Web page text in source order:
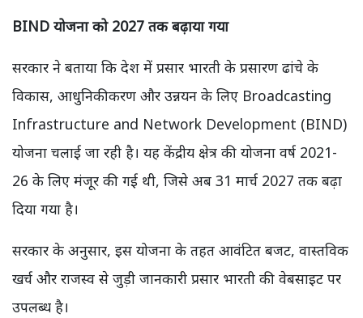
BIND योजना को 2027 तक बढ़ाया गया
सरकार ने बताया कि देश में प्रसार भारती के प्रसारण ढांचे के
विकास, आधुनिकीकरण और उन्नयन के लिए Broadcasting
Infrastructure and Network Development (BIND)
योजना चलाई जा रही है। यह केंद्रीय क्षेत्र की योजना वर्ष 2021-
26 के लिए मंजूर की गई थी, जिसे अब 31 मार्च 2027 तक बढ़ा
दिया गया है।
सरकार के अनुसार, इस योजना के तहत आवंटित बजट, वास्तविक
खर्च और राजस्व से जुड़ी जानकारी प्रसार भारती की वेबसाइट पर
उपलब्ध है।